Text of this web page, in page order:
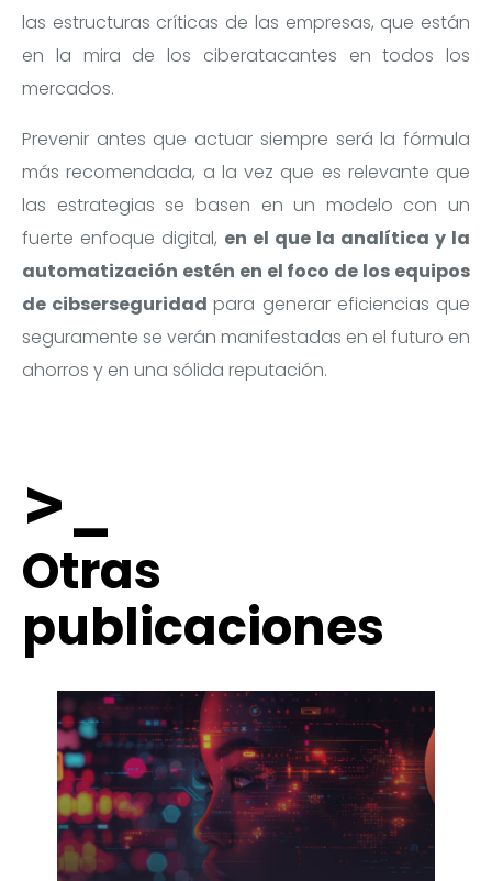
las estructuras críticas de las empresas, que están
en la mira de los ciberatacantes en todos los
mercados.
Prevenir antes que actuar siempre será la fórmula
más recomendada, a la vez que es relevante que
las estrategias se basen en un modelo con un
fuerte enfoque digital, en el que la analítica y la
automatización estén en el foco de los equipos
de cibserseguridadpara generar eficiencias que
seguramente se verán manifestadas en el futuro en
ahorros y en una sólida reputación.
>_
Otras
publicaciones
Soluciones
Soluciones